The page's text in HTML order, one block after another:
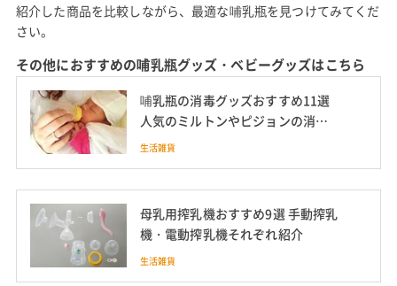
紹介した商品を比較しながら、最適な哺乳瓶を見つけてみてくだ
さい。
その他におすすめの哺乳瓶グッズ・ベビーグッズはこちら
哺乳瓶の消毒グッズおすすめ11選
人気のミルトンやピジョンの消毒
液も
生活雑貨
母乳用搾乳機おすすめ9選 手動搾乳
機・電動搾乳機それぞれ紹介
生活雑貨